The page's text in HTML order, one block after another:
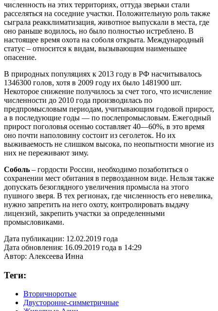
численность на этих территориях, оттуда зверьки стали
расселяться на соседние участки. Положительную роль также
сыграла реакклиматизация, животное выпускали в места, где
оно раньше водилось, но было полностью истреблено. В
настоящее время охота на соболя открыта. Международный
статус – относится к видам, вызывающим наименьшее
опасение.
В природных популяциях к 2013 году в РФ насчитывалось
1346300 голов, хотя в 2009 году их было 1481900 шт.
Некоторое снижение получилось за счет того, что исчисление
численности до 2010 года производилась по
предпромысловым периодам, учитывающим годовой прирост,
а в последующие годы — по послепромысловым. Ежегодный
прирост поголовья осенью составляет 40—60%, в это время
оно почти наполовину состоит из сеголеток. Но их
выживаемость не слишком высока, по неопытности многие из
них не переживают зиму.
Соболь – гордости России, необходимо позаботиться о
сохранении мест обитания в первозданном виде. Нельзя также
допускать безоглядного увеличения промысла на этого
пушного зверя. В тех регионах, где численность его невелика,
нужно запретить на него охоту, контролировать выдачу
лицензий, закрепить участки за определенными
промысловиками.
Дата публикации: 12.02.2019 года
Дата обновления: 16.09.2019 года в 14:29
Автор: Алексеева Инна
Теги:
Вторичноротые
Двусторонне-симметричные